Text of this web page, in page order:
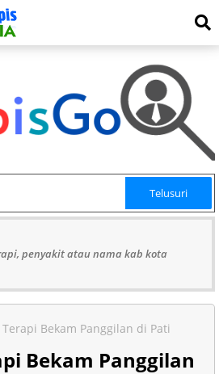
penyakit atau nama kab kota
Terapi Bekam Panggilan di Pati
Bekam Panggilan